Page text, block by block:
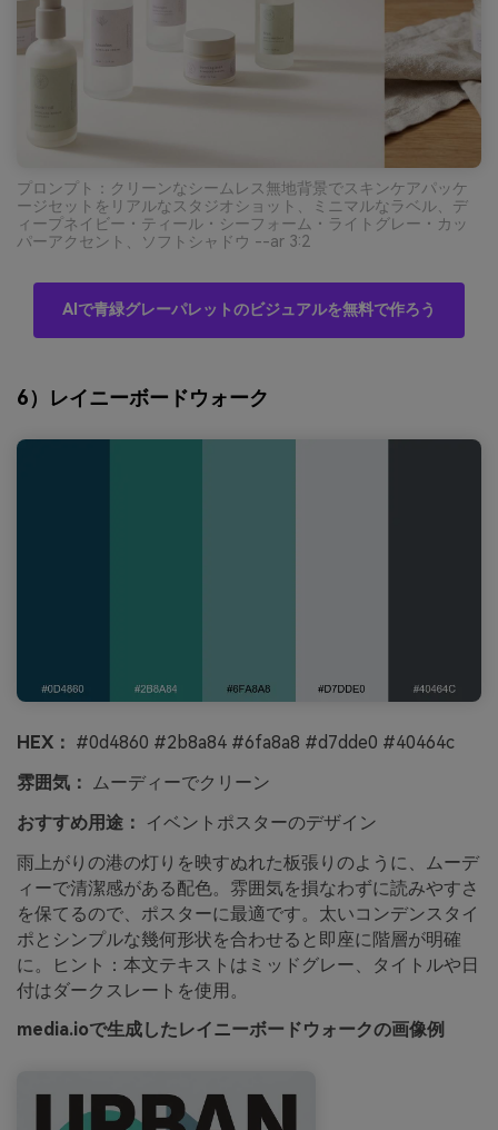
プロンプト：クリーンなシームレス無地背景でスキンケアパッケ
ージセットをリアルなスタジオショット、ミニマルなラベル、デ
ィープネイビー・ティール・シーフォーム・ライトグレー・カッ
パーアクセント、ソフトシャドウ --ar 3:2
AIで青緑グレーパレットのビジュアルを無料で作ろう
6）レイニーボードウォーク
HEX： #0d4860 #2b8a84 #6fa8a8 #d7dde0 #40464c
雰囲気： ムーディーでクリーン
おすすめ用途：
イベントポスターのデザイン
雨上がりの港の灯りを映すぬれた板張りのように、ムーデ
ィーで清潔感がある配色。雰囲気を損なわずに読みやすさ
を保てるので、ポスターに最適です。太いコンデンスタイ
ポとシンプルな幾何形状を合わせると即座に階層が明確
に。ヒント：本文テキストはミッドグレー、タイトルや日
付はダークスレートを使用。
media.ioで生成したレイニーボードウォークの画像例